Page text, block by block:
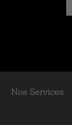
Nos Services